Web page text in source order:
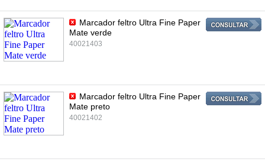
Marcador feltro Ultra Fine Paper
Mate verde
40021403
Marcador feltro Ultra Fine Paper
Mate preto
40021402